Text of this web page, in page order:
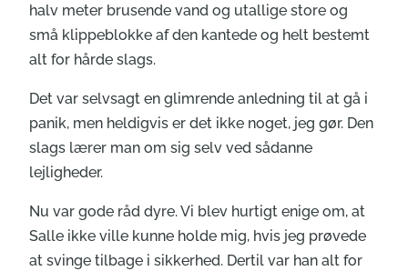
halv meter brusende vand og utallige store og
små klippeblokke af den kantede og helt bestemt
alt for hårde slags.
Det var selvsagt en glimrende anledning til at gå i
panik, men heldigvis er det ikke noget, jeg gør. Den
slags lærer man om sig selv ved sådanne
lejligheder.
Nu var gode råd dyre. Vi blev hurtigt enige om, at
Salle ikke ville kunne holde mig, hvis jeg prøvede
at svinge tilbage i sikkerhed. Dertil var han alt for